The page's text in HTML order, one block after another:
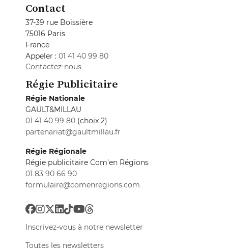
Contact
37-39 rue Boissière
75016 Paris
France
Appeler : 01 41 40 99 80
Contactez-nous
Régie Publicitaire
Régie Nationale
GAULT&MILLAU
01 41 40 99 80 (choix 2)
partenariat@gaultmillau.fr
Régie Régionale
Régie publicitaire Com'en Régions
01 83 90 66 90
formulaire@comenregions.com
Inscrivez-vous à notre newsletter
Toutes les newsletters